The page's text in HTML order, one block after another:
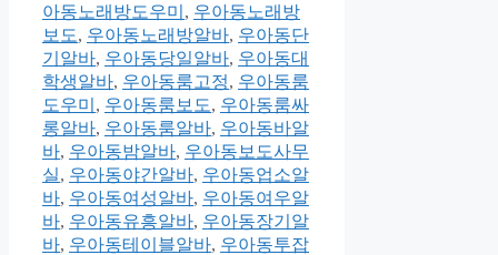
아동노래방도우미 , 우아동노래방
보도, 우아동노래방알바, 우아동단
기알바, 우아동당일알바, 우아동대
학생알바, 우아동룸고정, 우아동룸
도우미 , 우아동룸보도, 우아동룸싸
롱알바, 우아동룸알바, 우아동바알
바, 우아동밤알바, 우아동보도사무
실, 우아동야간알바, 우아동업소알
바, 우아동여성알바, 우아동여우알
바, 우아동유흥알바, 우아동장기알
바, 우아동테이블알바, 우아동투잡